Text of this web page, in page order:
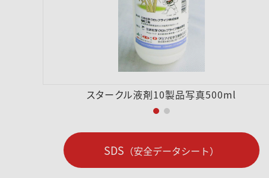
スタークル液剤10製品写真500ml
SDS （安全データシート）